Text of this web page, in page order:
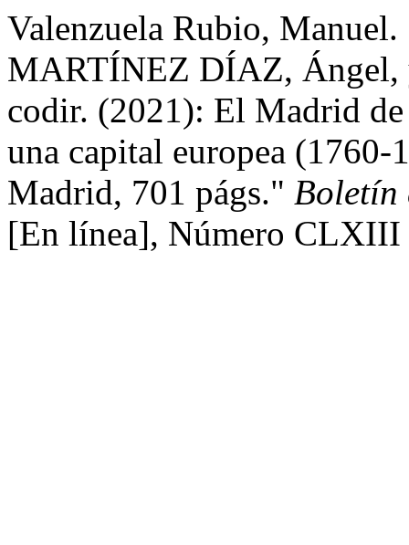
Valenzuela Rubio,
MARTÍNEZ DÍAZ, Ángel,
codir. (2021): El Madrid
una capital europea
Madrid, 701 págs." Boletín
[En línea], Número CLXIII